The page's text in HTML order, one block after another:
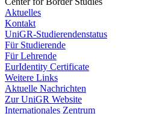
Aktuelles
Kontakt
UniGR-Studierendenstatus
Für Studierende
Für Lehrende
EurIdentity Certificate
Weitere Links
Aktuelle Nachrichten
Zur UniGR Website
Internationales Zentrum